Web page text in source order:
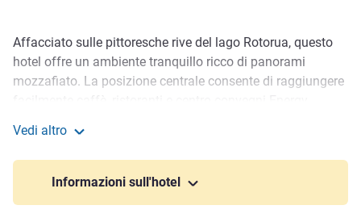
Descrizione
Affacciato sulle pittoresche rive del lago Rotorua, questo
hotel offre un ambiente tranquillo ricco di panorami
mozzafiato. La posizione centrale consente di raggiungere
geotermiche rendono questa meta una destinazione da
non perdere. In aggiunta, gli ospiti ibis possono accedere a
sale riunioni e altre strutture presso l'adiacente Novotel
Vedi altro
Informazioni sull'hotel